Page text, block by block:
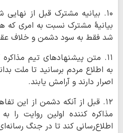
۱۰. بیانیه مشترک قبل از
بیانیۀ مشترک نسبت به امری
شد فقط به سود دشمن و خلاف
۱۱. متن پیشنهادهای تیم
به اطلاع مردم برسانید تا ملت
اصرار دارند و آرامش یابند.
۱۲. قبل از آنکه دشمن از این
مذاکره کننده اولین روایت را
اطلاع‌رسانی کند تا در جنگ